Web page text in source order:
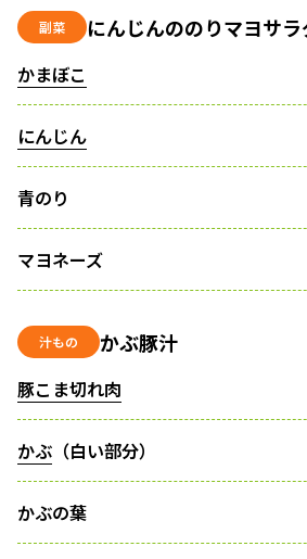
副菜 にんじんののりマヨサラ
かまぼこ
にんじん
青のり
マヨネーズ
汁もの かぶ豚汁
豚こま切れ肉
かぶ （白い部分）
かぶの葉